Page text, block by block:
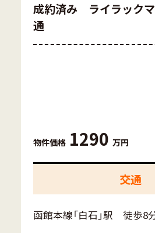
成約済み ライラック
通
物件価格 1290 万円
交通
函館本線「白石」駅 徒歩8